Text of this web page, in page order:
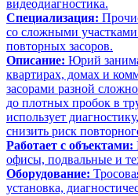
видеодиагностика.
Специализация:
со сложными
повторных засоров.
Описание: Юрий
квартирах, домах и
засорами разной
до плотных пробок в
использует
снизить риск
Работает с объектами:
офисы, подвальные и
Оборудование:
установка,